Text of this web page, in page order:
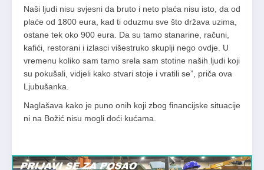
Naši ljudi nisu svjesni da bruto i neto plaća nisu isto, da od
plaće od 1800 eura, kad ti oduzmu sve što država uzima,
ostane tek oko 900 eura. Da su tamo stanarine, računi,
kafići, restorani i izlasci višestruko skuplji nego ovdje. U
vremenu koliko sam tamo srela sam stotine naših ljudi koji
su pokušali, vidjeli kako stvari stoje i vratili se”, priča ova
Ljubušanka.
Naglašava kako je puno onih koji zbog financijske situacije
ni na Božić nisu mogli doći kućama.